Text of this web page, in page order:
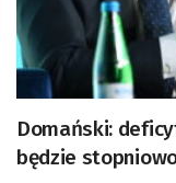
Domański:
będzie